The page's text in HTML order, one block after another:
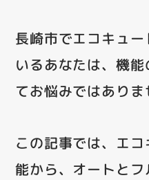
長崎市でエコキュ
いるあなたは、機
てお悩みではありま
この記事では、エ
能から、オートとフ